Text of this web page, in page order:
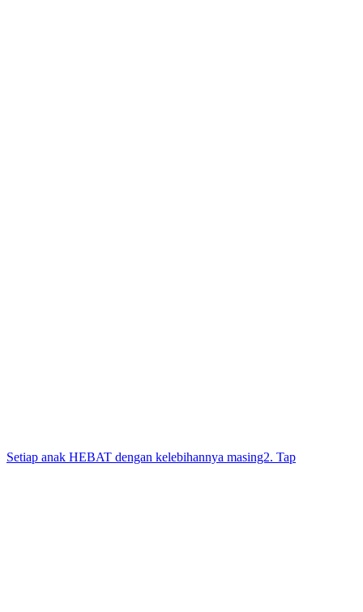
Setiap anak HEBAT dengan kelebihannya masing2. Tap